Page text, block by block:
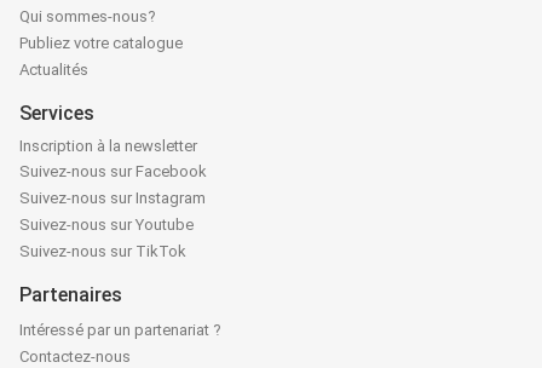
Qui sommes-nous?
Publiez votre catalogue
Actualités
Services
Inscription à la newsletter
Suivez-nous sur Facebook
Suivez-nous sur Instagram
Suivez-nous sur Youtube
Suivez-nous sur TikTok
Partenaires
Intéressé par un partenariat ?
Contactez-nous